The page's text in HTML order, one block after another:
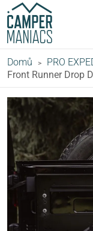
Domů > PRO
Front Runner Drop